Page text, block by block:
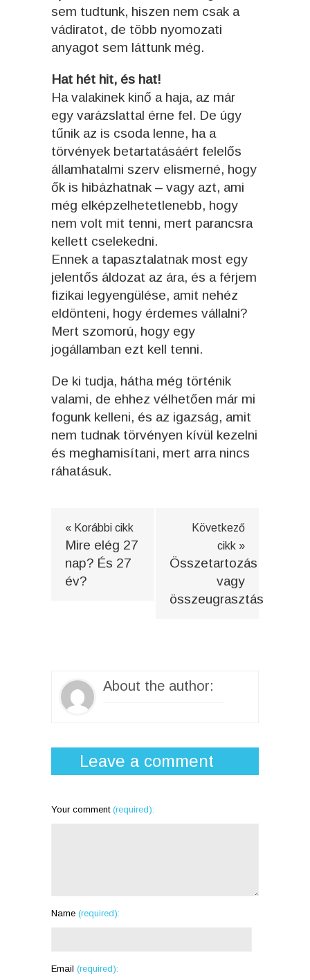
sem tudtunk, hiszen nem csak a
vádiratot, de több nyomozati
anyagot sem láttunk még.
Hat hét hit, és hat!
Ha valakinek kinő a haja, az már
egy varázslattal érne fel. De úgy
tűnik az is csoda lenne, ha a
törvények betartatásáért felelős
államhatalmi szerv elismerné, hogy
ők is hibázhatnak – vagy azt, ami
még elképzelhetetlenebb, hogy
nem volt mit tenni, mert parancsra
kellett cselekedni.
Ennek a tapasztalatnak most egy
jelentős áldozat az ára, és a férjem
fizikai legyengülése, amit nehéz
eldönteni, hogy érdemes vállalni?
Mert szomorú, hogy egy
jogállamban ezt kell tenni.
De ki tudja, hátha még történik
valami, de ehhez vélhetően már mi
fogunk kelleni, és az igazság, amit
nem tudnak törvényen kívül kezelni
és meghamisítani, mert arra nincs
ráhatásuk.
« Korábbi cikk
Mire elég 27
nap? És 27
év?
Következő
cikk »
Összetartozás
vagy
összeugrasztás
About the author:
Leave a comment
Your comment (required):
Name (required):
Email (required):